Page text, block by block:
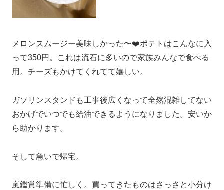
メロンスムージー美味しかった〜❤️ポテトはこんなに入
って350円。これは流石に多いので家族みんなで食べる
用。チーズもかけてくれてて嬉しい。
ガソリンスタンドも工事後広くなって全然混雑してない
おかげでいつでも給油できるようになりました。安いか
ら助かります。
そして急いで帰宅。
嵐鑑賞準備に忙しく。買ってきたものはさっさと小分け